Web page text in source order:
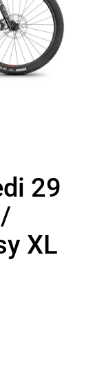
29
XL